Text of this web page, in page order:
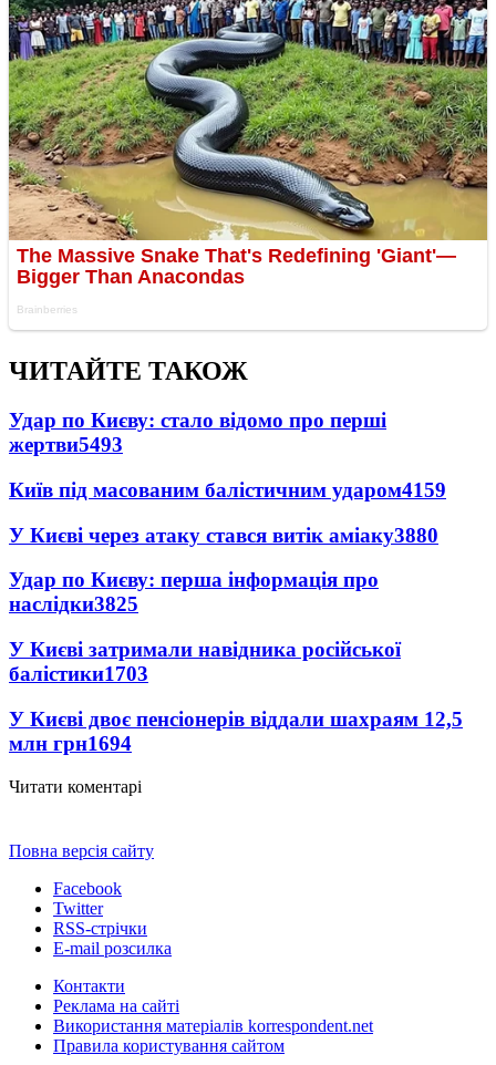
ЧИТАЙТЕ ТАКОЖ
Удар по Києву: стало відомо про перші
жертви5493
Київ під масованим балістичним ударом4159
У Києві через атаку стався витік аміаку3880
Удар по Києву: перша інформація про
наслідки3825
У Києві затримали навідника російської
балістики1703
У Києві двоє пенсіонерів віддали шахраям 12,5
млн грн1694
Читати коментарі
Повна версія сайту
Facebook
Twitter
RSS-стрічки
E-mail розсилка
Контакти
Реклама на сайті
Використання матеріалів korrespondent.net
Правила користування сайтом